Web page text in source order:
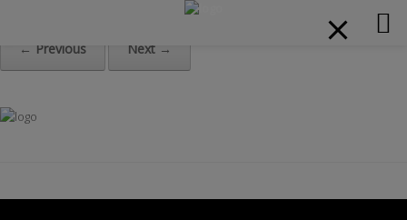
to
← Previous Next →